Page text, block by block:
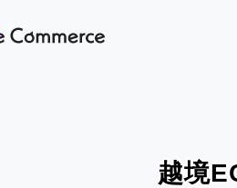
越境